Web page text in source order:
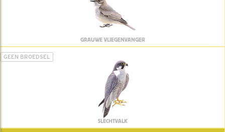
GRAUWE VLIEGENVANGER
GEEN BROEDSEL
SLECHTVALK